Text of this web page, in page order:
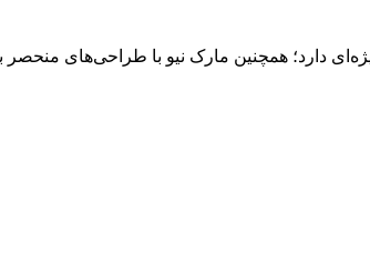
دارد؛ همچنین مارک نیو با طراحی‌های منحصر